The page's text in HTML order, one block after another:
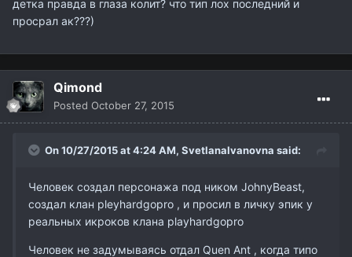
детка правда в глаза колит? что тип лох последний и
просрал ак???)
Qimond
Posted October 27, 2015
On 10/27/2015 at 4:24 AM, SvetlanaIvanovna said:
Человек создал персонажа под ником JohnyBeast,
создал клан pleyhardgopro , и просил в личку эпик у
реальных икроков клана playhardgopro
Человек не задумываясь отдал Quen Ant , когда типо